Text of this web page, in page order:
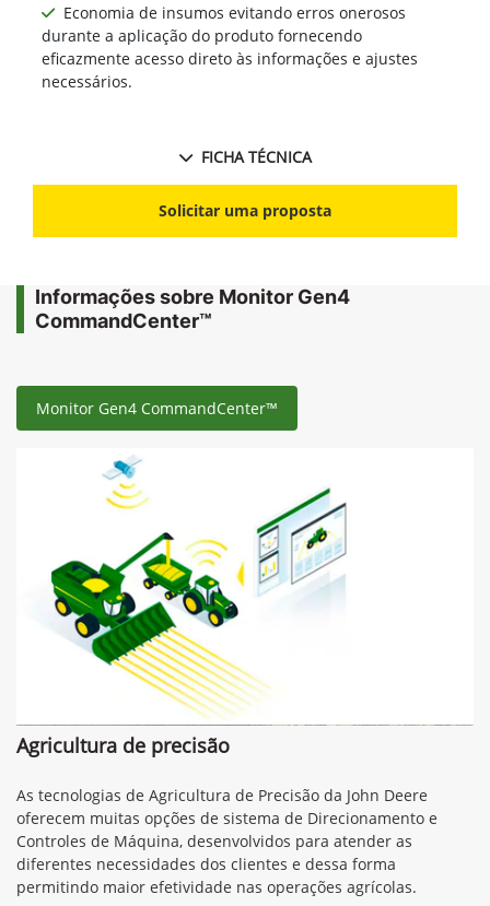
Economia de insumos evitando erros onerosos
durante a aplicação do produto fornecendo
eficazmente acesso direto às informações e ajustes
necessários.
FICHA TÉCNICA
Solicitar uma proposta
Informações sobre Monitor Gen4
CommandCenter™
Monitor Gen4 CommandCenter™
Agricultura de precisão
As tecnologias de Agricultura de Precisão da John Deere
oferecem muitas opções de sistema de Direcionamento e
Controles de Máquina, desenvolvidos para atender as
diferentes necessidades dos clientes e dessa forma
permitindo maior efetividade nas operações agrícolas.